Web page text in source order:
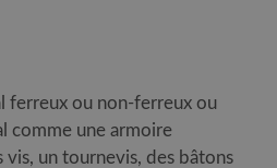
ferreux ou non-ferreux ou
comme une armoire
vis, un tournevis, des bâtons